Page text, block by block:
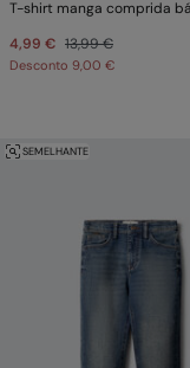
4,99 € 13,99 €
Desconto 9,00 €
SEMELHANTE